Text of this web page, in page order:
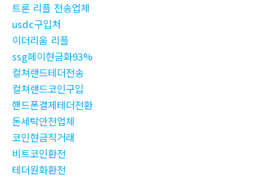
트론 리플 전송업체
usdc구입처
이더리움 리플
ssg페이현금화93%
컬쳐랜드테더전송
컬쳐랜드코인구입
핸드폰결제테더전환
돈세탁안전업체
코인현금직거래
비트코인환전
테더원화환전